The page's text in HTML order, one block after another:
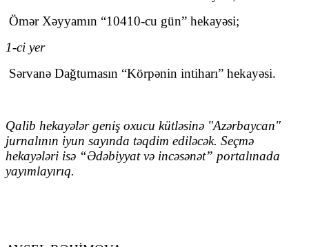
Ömər Xəyyamın “10410-cu gün” hekayəsi;
1-ci yer
Sərvanə Dağtumasın “Körpənin intiharı” hekayəsi.
Qalib hekayələr geniş oxucu kütləsinə "Azərbaycan"
jurnalının iyun sayında təqdim ediləcək. Seçmə
hekayələri isə “Ədəbiyyat və incəsənət” portalınada
yayımlayırıq.